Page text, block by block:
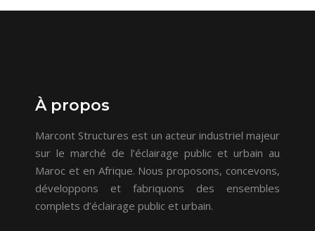
À propos
Marcont Structures est un acteur industriel majeur
sur le marché de l’éclairage public et urbain au
Maroc et en Afrique. Nous proposons, concevons,
développons et fabriquons des ensembles
complets d’éclairage public et urbain.